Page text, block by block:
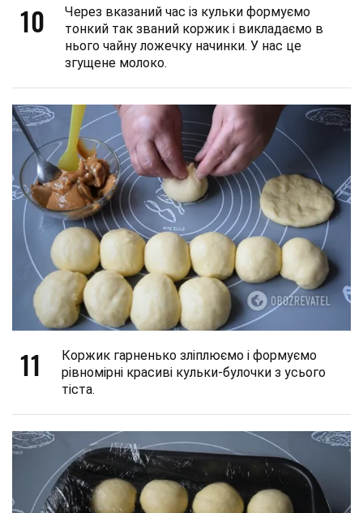
10
Через вказаний час із кульки формуємо
тонкий так званий коржик і викладаємо в
нього чайну ложечку начинки. У нас це
згущене молоко.
11
Коржик гарненько зліплюємо і формуємо
рівномірні красиві кульки-булочки з усього
тіста.